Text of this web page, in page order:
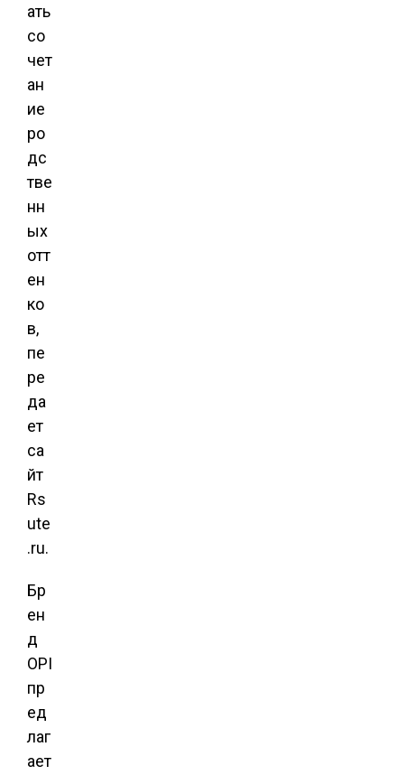
ать
со
чет
ан
ие
ро
дс
тве
нн
ых
отт
ен
ко
в,
пе
ре
да
ет
са
йт
Rs
ute
.ru.
Бр
ен
д
OPI
пр
ед
лаг
ает